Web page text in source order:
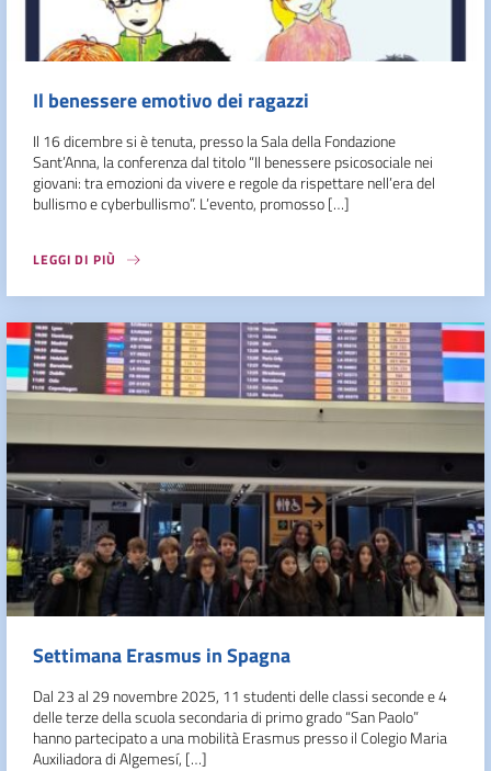
Il benessere emotivo dei ragazzi
Il 16 dicembre si è tenuta, presso la Sala della Fondazione
Sant’Anna, la conferenza dal titolo “Il benessere psicosociale nei
giovani: tra emozioni da vivere e regole da rispettare nell’era del
bullismo e cyberbullismo”. L’evento, promosso […]
LEGGI DI PIÙ
Settimana Erasmus in Spagna
Dal 23 al 29 novembre 2025, 11 studenti delle classi seconde e 4
delle terze della scuola secondaria di primo grado “San Paolo”
hanno partecipato a una mobilità Erasmus presso il Colegio Maria
Auxiliadora di Algemesí, […]